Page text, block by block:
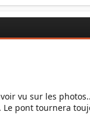
vu sur les
Le pont tournera